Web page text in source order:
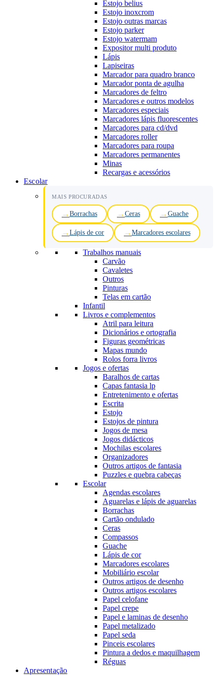
Estojo belius
Estojo inoxcrom
Estojo outras marcas
Estojo parker
Estojo watermam
Expositor multi produto
Lápis
Lapiseiras
Marcador para quadro branco
Marcador ponta de agulha
Marcadores de feltro
Marcadores e outros modelos
Marcadores especiais
Marcadores lápis fluorescentes
Marcadores para cd/dvd
Marcadores roller
Marcadores para roupa
Marcadores permanentes
Minas
Recargas e acessórios
Escolar
MAIS PROCURADAS
Borrachas Ceras Guache
Lápis de cor Marcadores escolares
Trabalhos manuais
Carvão
Cavaletes
Outros
Pinturas
Telas em cartão
Infantil
Livros e complementos
Atril para leitura
Dicionários e ortografia
Figuras geométricas
Mapas mundo
Rolos forra livros
Jogos e ofertas
Baralhos de cartas
Capas fantasia lp
Entretenimento e ofertas
Escrita
Estojo
Estojos de pintura
Jogos de mesa
Jogos didácticos
Mochilas escolares
Organizadores
Outros artigos de fantasia
Puzzles e quebra cabeças
Escolar
Agendas escolares
Aguarelas e lápis de aguarelas
Borrachas
Cartão ondulado
Ceras
Compassos
Guache
Lápis de cor
Marcadores escolares
Mobiliário escolar
Outros artigos de desenho
Outros artigos escolares
Papel celofane
Papel crepe
Papel e laminas de desenho
Papel metalizado
Papel seda
Pinceis escolares
Pintura a dedos e maquilhagem
Réguas
Apresentação